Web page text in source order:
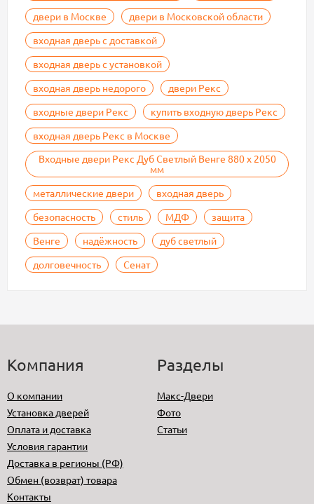
двери в Москве
двери в Московской области
входная дверь с доставкой
входная дверь с установкой
входная дверь недорого
двери Рекс
входные двери Рекс
купить входную дверь Рекс
входная дверь Рекс в Москве
Входные двери Рекс Дуб Светлый Венге 880 х 2050
мм
металлические двери
входная дверь
безопасность
стиль МДФ
защита
Венге
надёжность
дуб светлый
долговечность
Сенат
Компания
О компании
Установка дверей
Оплата и доставка
Условия гарантии
Доставка в регионы (РФ)
Обмен (возврат) товара
Контакты
Разделы
Макс-Двери
Фото
Статьи